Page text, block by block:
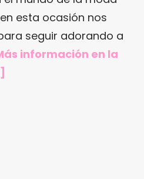
esta ocasión nos
seguir adorando a
información en la
]